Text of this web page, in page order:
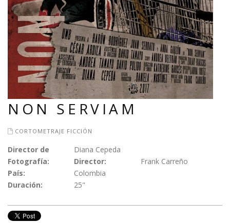
NON SERVIAM
CORTOMETRAJE FICCIÓN
Director de
Fotografía:
Diana Cepeda
Director:
Frank Carreño
País:
Colombia
Duración:
25"